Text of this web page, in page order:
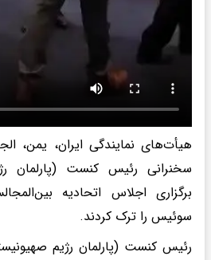
هیأت‌های نمایندگی ایران، یمن،
سخنرانی رئیس کنست (پارلمان
برگزاری اجلاس اتحادیه
سوئیس را ترک کردند.
رئیس کنست (پارلمان رژیم